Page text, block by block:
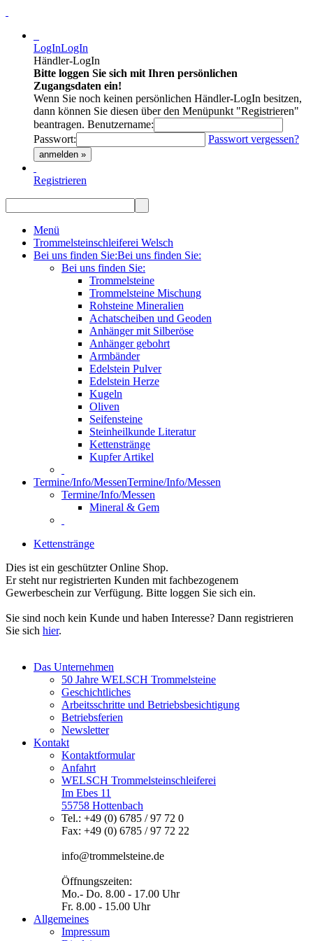
LogInLogIn
Händler-LogIn
Bitte loggen Sie sich mit Ihren persönlichen
Zugangsdaten ein!
Wenn Sie noch keinen persönlichen Händler-LogIn besitzen,
dann können Sie diesen über den Menüpunkt "Registrieren"
beantragen. Benutzername:
Passwort:
Passwort vergessen?
anmelden »
Registrieren
Menü
Trommelsteinschleiferei Welsch
Bei uns finden Sie:Bei uns finden Sie:
Bei uns finden Sie:
Trommelsteine
Trommelsteine Mischung
Rohsteine Mineralien
Achatscheiben und Geoden
Anhänger mit Silberöse
Anhänger gebohrt
Armbänder
Edelstein Pulver
Edelstein Herze
Kugeln
Oliven
Seifensteine
Steinheilkunde Literatur
Kettenstränge
Kupfer Artikel
Termine/Info/MessenTermine/Info/Messen
Termine/Info/Messen
Mineral & Gem
Kettenstränge
Dies ist ein geschützter Online Shop.
Er steht nur registrierten Kunden mit fachbezogenem
Gewerbeschein zur Verfügung. Bitte loggen Sie sich ein.
Sie sind noch kein Kunde und haben Interesse? Dann registrieren
Sie sich hier.
Das Unternehmen
50 Jahre WELSCH Trommelsteine
Geschichtliches
Arbeitsschritte und Betriebsbesichtigung
Betriebsferien
Newsletter
Kontakt
Kontaktformular
Anfahrt
WELSCH Trommelsteinschleiferei
Im Ebes 11
55758 Hottenbach
Tel.: +49 (0) 6785 / 97 72 0
Fax: +49 (0) 6785 / 97 72 22
info@trommelsteine.de
Öffnungszeiten:
Mo.- Do. 8.00 - 17.00 Uhr
Fr. 8.00 - 15.00 Uhr
Allgemeines
Impressum